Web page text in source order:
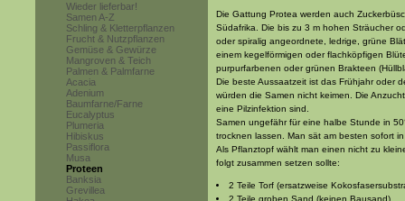
Wieder lieferbar!
Samen A-Z
Schling & Kletterpflanzen
Frucht & Nutzpflanzen
Gemüse & Gewürze
Mangroven & Teich
Palmen & Palmfarne
Acacia
Adenium
Baumfarne/Farne
Eucalyptus
Plumeria
Hibiskus
Passiflora
Musa
Proteen
Banksia
Grevillea
Die Gattung Protea werden auch
Südafrika. Die bis zu 3 m hohen Sträucher
oder spiralig angeordnete, ledrige, grüne
einem kegelförmigen oder flachköpfigen
purpurfarbenen oder grünen Brakteen
Die beste Aussaatzeit ist das Frühjahr oder
würden die Samen nicht keimen. Die
eine Pilzinfektion sind.
Samen ungefähr für eine halbe Stunde in
trocknen lassen. Man sät am besten sofort
Als Pflanztopf wählt man einen nicht zu
folgt zusammen setzen sollte:
2 Teile Torf (ersatzweise
2 Teile groben Sand (keinen Bausand)